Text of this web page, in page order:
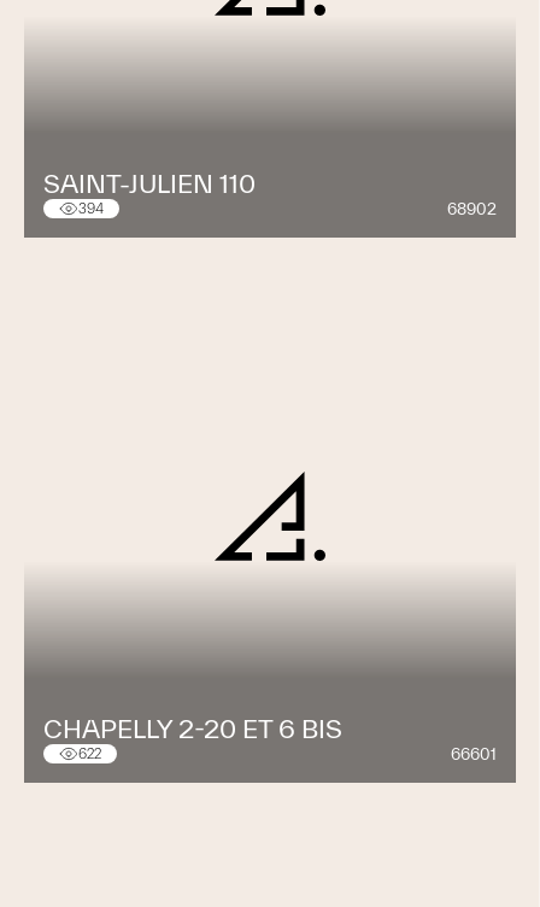
SAINT-JULIEN 110
394 68902
CHAPELLY 2-20 ET 6 BIS
622 66601